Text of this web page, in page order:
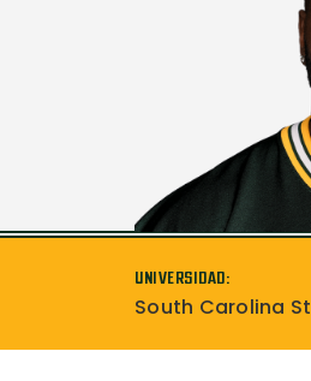
UNIVERSIDAD:
South Carolina